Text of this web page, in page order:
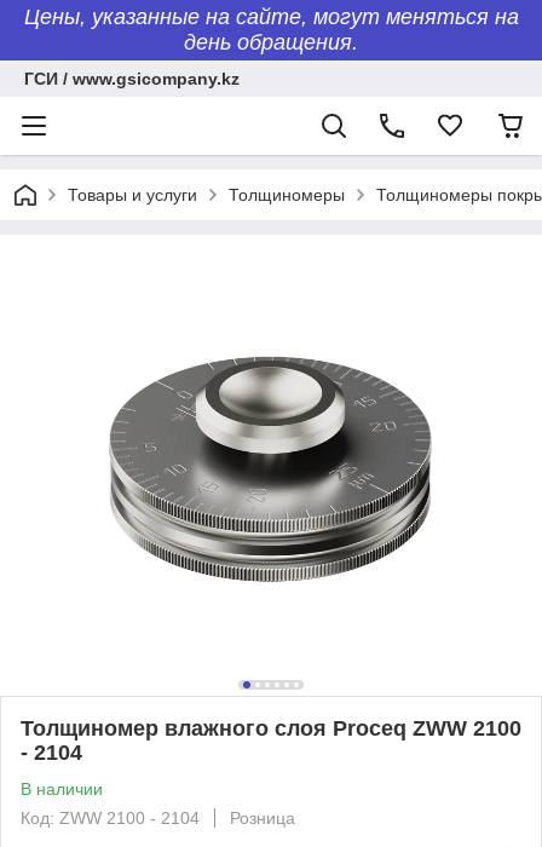
Цены, указанные на сайте, могут меняться на
день обращения.
ГСИ / www.gsicompany.kz
Товары и услуги Толщиномеры Толщиномеры
Толщиномер влажного слоя Proceq ZWW 2100
- 2104
В наличии
Код: ZWW 2100 - 2104
Розница